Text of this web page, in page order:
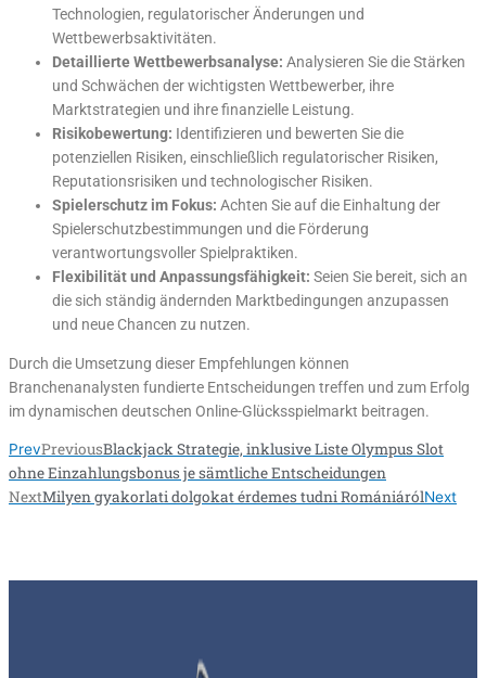
Technologien, regulatorischer Änderungen und
Wettbewerbsaktivitäten.
Detaillierte Wettbewerbsanalyse: Analysieren Sie die Stärken
und Schwächen der wichtigsten Wettbewerber, ihre
Marktstrategien und ihre finanzielle Leistung.
Risikobewertung: Identifizieren und bewerten Sie die
potenziellen Risiken, einschließlich regulatorischer Risiken,
Reputationsrisiken und technologischer Risiken.
Spielerschutz im Fokus: Achten Sie auf die Einhaltung der
Spielerschutzbestimmungen und die Förderung
verantwortungsvoller Spielpraktiken.
Flexibilität und Anpassungsfähigkeit: Seien Sie bereit, sich an
die sich ständig ändernden Marktbedingungen anzupassen
und neue Chancen zu nutzen.
Durch die Umsetzung dieser Empfehlungen können
Branchenanalysten fundierte Entscheidungen treffen und zum Erfolg
im dynamischen deutschen Online-Glücksspielmarkt beitragen.
PrevPreviousBlackjack Strategie, inklusive Liste Olympus Slot
ohne Einzahlungsbonus je sämtliche Entscheidungen
NextMilyen gyakorlati dolgokat érdemes tudni RomániárólNext